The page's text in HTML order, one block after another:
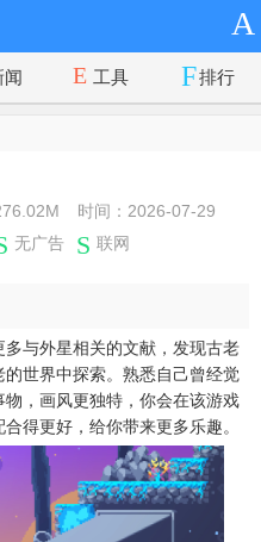
A
闻 工具 排行
时间：2026-07-29
无广告 联网
与外星相关的文献，发现古老
世界中探索。熟悉自己曾经觉
，画风更独特，你会在该游戏
得更好，给你带来更多乐趣。